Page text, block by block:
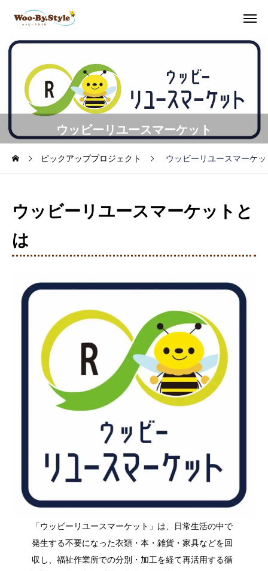
ウッビーリユースマーケット
ピックアッププロジェクト ウッビーリユースマーケッ
ウッビーリユースマーケットと
は
「ウッビーリユースマーケット」は、日常生活の中で
発生する不要になった衣類・本・雑貨・家具などを回
収し、福祉作業所での分別・加工を経て再活用する循